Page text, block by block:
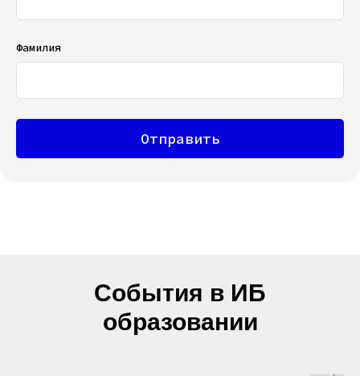
Фамилия
Отправить
События в ИБ
образовании